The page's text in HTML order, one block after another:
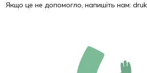
Якщо це не допомогло, напишіть нам: